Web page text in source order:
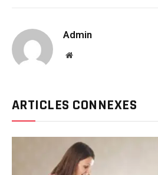
Admin
Website
ARTICLES CONNEXES